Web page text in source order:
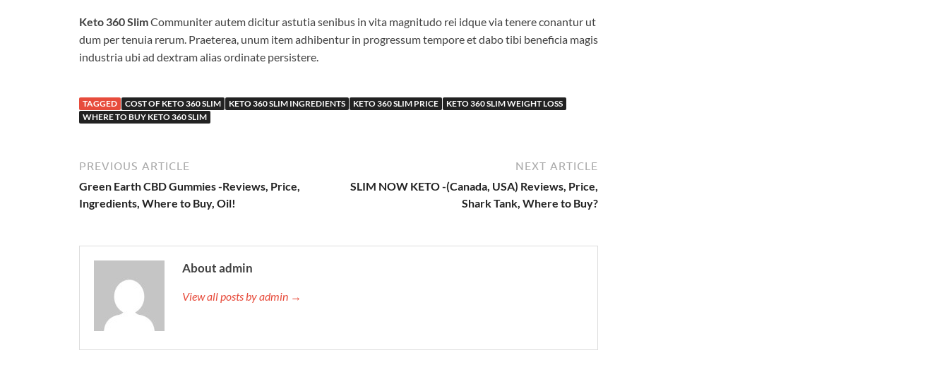
Keto 360 SlimCommuniter autem dicitur astutia senibus in vita magnitudo rei idque via tenere conantur ut
dum per tenuia rerum. Praeterea, unum item adhibentur in progressum tempore et dabo tibi beneficia magis
industria ubi ad dextram alias ordinate persistere.
TAGGED COST OF KETO 360 SLIM KETO 360 SLIM INGREDIENTS KETO 360 SLIM PRICE
KETO 360 SLIM WEIGHT LOSS
WHERE TO BUY KETO 360 SLIM
PREVIOUS ARTICLE
Green Earth CBD Gummies -Reviews, Price,
Ingredients, Where to Buy, Oil!
NEXT ARTICLE
SLIM NOW KETO -(Canada, USA) Reviews, Price,
Shark Tank, Where to Buy?
About admin
View all posts by admin →